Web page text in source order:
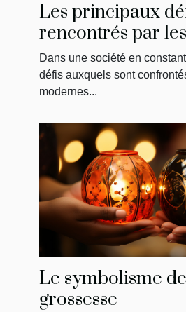
Les principaux
rencontrés par
modernes : la
May
Dans une société en
défis auxquels sont
modernes...
Le symbolisme
grossesse